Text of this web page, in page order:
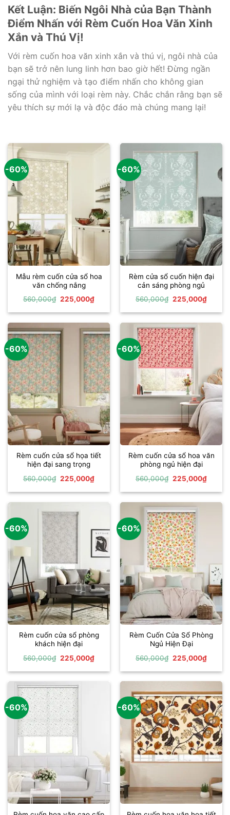
Kết Luận: Biến Ngôi Nhà của Bạn Thành
Điểm Nhấn với Rèm Cuốn Hoa Văn Xinh
Xắn và Thú Vị!
Với rèm cuốn hoa văn xinh xắn và thú vị, ngôi nhà của
bạn sẽ trở nên lung linh hơn bao giờ hết! Đừng ngần
ngại thử nghiệm và tạo điểm nhấn cho không gian
sống của mình với loại rèm này. Chắc chắn rằng bạn sẽ
yêu thích sự mới lạ và độc đáo mà chúng mang lại!
-60%
Mẫu rèm cuốn cửa sổ hoa
văn chống nắng
560,000₫ Giá
là:
225,000₫Giá
tại
225,000₫.
-60%
Rèm cửa sổ cuốn hiện đại
cản sáng phòng ngủ
560,000₫ Giá
là:
225,000₫Giá
tại
-60%
Rèm cuốn cửa sổ họa tiết
hiện đại sang trọng
560,000₫ Giá
là:
225,000₫Giá
tại
225,000₫.
-60%
Rèm cuốn cửa sổ hoa văn
phòng ngủ hiện đại
560,000₫ Giá
là:
225,000₫Giá
tại
-60%
Rèm cuốn cửa sổ phòng
khách hiện đại
560,000₫ Giá
là:
225,000₫Giá
tại
225,000₫.
-60%
Rèm Cuốn Cửa Sổ Phòng
Ngủ Hiện Đại
560,000₫ Giá
là:
225,000₫Giá
tại
-60% -60%